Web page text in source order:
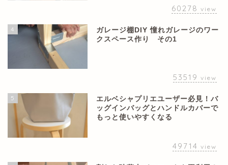
60278 view
4
ガレージ棚DIY 憧れガレージのワー
クスペース作り その1
53519 view
5
エルベシャプリエユーザー必見！バ
ッグインバッグとハンドルカバーで
もっと使いやすくなる
49714 view